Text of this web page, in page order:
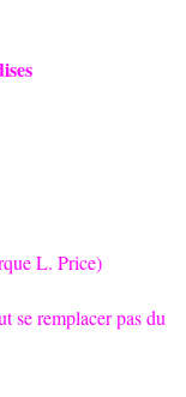
L. Price)
se remplacer pas du